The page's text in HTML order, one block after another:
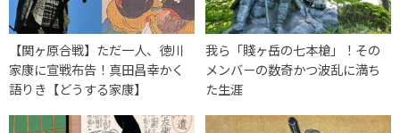
【関ヶ原合戦】ただ一人、徳川
家康に宣戦布告！真田昌幸かく
語りき【どうする家康】
我ら「賤ヶ岳の七本槍」！その
メンバーの数奇かつ波乱に満ち
た生涯